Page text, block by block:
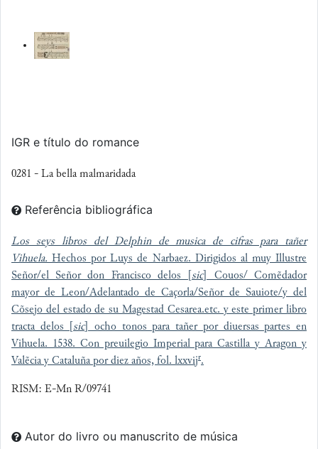
IGR e título do romance
0281 - La bella malmaridada
Referência bibliográfica
Los seys libros del Delphin de musica de cifras para tañer
Vihuela. Hechos por Luys de Narbaez. Dirigidos al muy Illustre
Señor/el Señor don Francisco delos [ sic] Couos/ Comẽdador
mayor de Leon/Adelantado de Caçorla/Señor de Sauiote/y del
Cõsejo del estado de su Magestad Cesarea.etc. y este primer libro
tracta delos [ sic] ocho tonos para tañer por diuersas partes en
Vihuela. 1538. Con preuilegio Imperial para Castilla y Aragon y
Valẽcia y Cataluña por diez años, fol. lxxvijr.
RISM: E-Mn R/09741
Autor do livro ou manuscrito de música